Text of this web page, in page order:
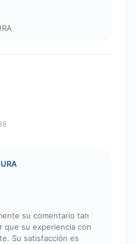
su comentario tan
que su experiencia con
Su satisfacción es